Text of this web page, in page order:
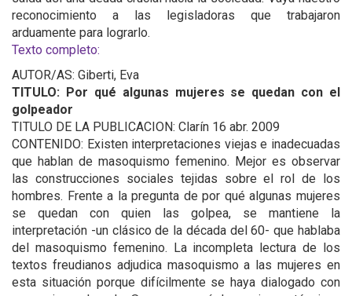
reconocimiento a las legisladoras que trabajaron
arduamente para lograrlo.
Texto completo:
AUTOR/AS: Giberti, Eva
TITULO: Por qué algunas mujeres se quedan con el
golpeador
TITULO DE LA PUBLICACION: Clarín 16 abr. 2009
CONTENIDO: Existen interpretaciones viejas e inadecuadas
que hablan de masoquismo femenino. Mejor es observar
las construcciones sociales tejidas sobre el rol de los
hombres. Frente a la pregunta de por qué algunas mujeres
se quedan con quien las golpea, se mantiene la
interpretación -un clásico de la década del 60- que hablaba
del masoquismo femenino. La incompleta lectura de los
textos freudianos adjudica masoquismo a las mujeres en
esta situación porque difícilmente se haya dialogado con